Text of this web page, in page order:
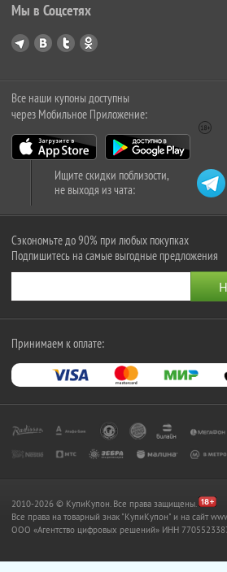
Мы в Соцсетях
Все наши купоны доступны
через Мобильное Приложение:
Ищите скидки поблизости,
не выходя из чата:
Сэкономьте до 90% при любых покупках
Подпишитесь на самые выгодные предложения
Принимаем к оплате:
2010-2026 © КупиКупон. Все права защищены.
Все права на товарный знак "КупиКупон" и на сайт
OOO «Агентство цифровых решений» ИНН